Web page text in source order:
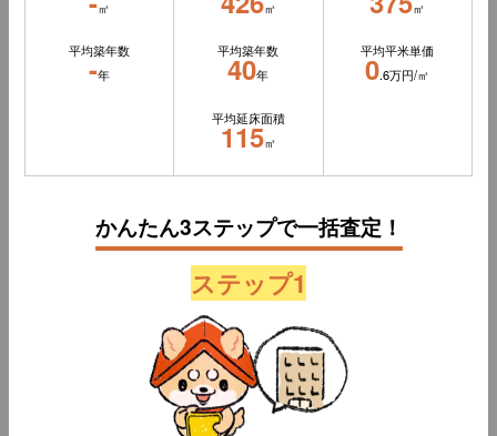
㎡
平均築年数
-年
㎡
平均築年数
40年
平均延床面積
115㎡
㎡
平均平米単価
0.6万円/㎡
かんたん3ステップで一括査定！
ステップ1